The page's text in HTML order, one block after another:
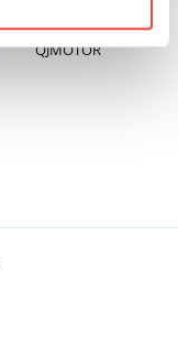
QJMOTOR